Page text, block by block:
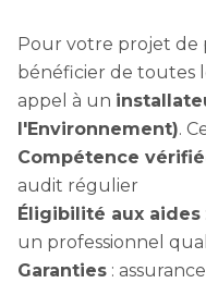
Pour votre projet de
bénéficier de toutes
appel à un
l'Environnement).
Compétence
audit régulier
Éligibilité aux aides
un professionnel
Garanties :